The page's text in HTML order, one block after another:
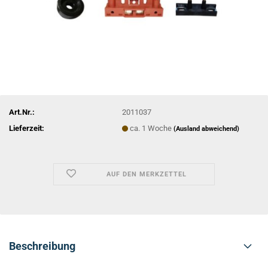
Art.Nr.:
2011037
Lieferzeit:
ca. 1 Woche(Ausland abweichend)
AUF DEN MERKZETTEL
Beschreibung